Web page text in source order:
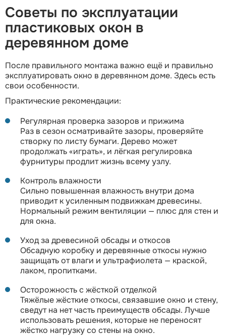
Советы по эксплуатации
пластиковых окон в
деревянном доме
После правильного монтажа важно ещё и правильно
эксплуатировать окно в деревянном доме. Здесь есть
свои особенности.
Практические рекомендации:
Регулярная проверка зазоров и прижима
Раз в сезон осматривайте зазоры, проверяйте
створку по листу бумаги. Дерево может
продолжать «играть», и лёгкая регулировка
фурнитуры продлит жизнь всему узлу.
Контроль влажности
Сильно повышенная влажность внутри дома
приводит к усиленным подвижкам древесины.
Нормальный режим вентиляции — плюс для стен и
для окна.
Уход за древесиной обсады и откосов
Обсадную коробку и деревянные откосы нужно
защищать от влаги и ультрафиолета — краской,
лаком, пропитками.
Осторожность с жёсткой отделкой
Тяжёлые жёсткие откосы, связавшие окно и стену,
сведут на нет часть преимуществ обсады. Лучше
использовать решения, которые не переносят
жёстко нагрузку со стены на окно.